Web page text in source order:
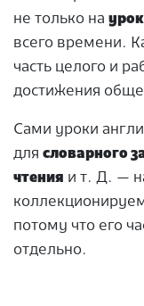
не только на
всего времени.
часть целого и
достижения
Сами уроки
для словарного
чтения и т. Д. —
потому что его
отдельно.